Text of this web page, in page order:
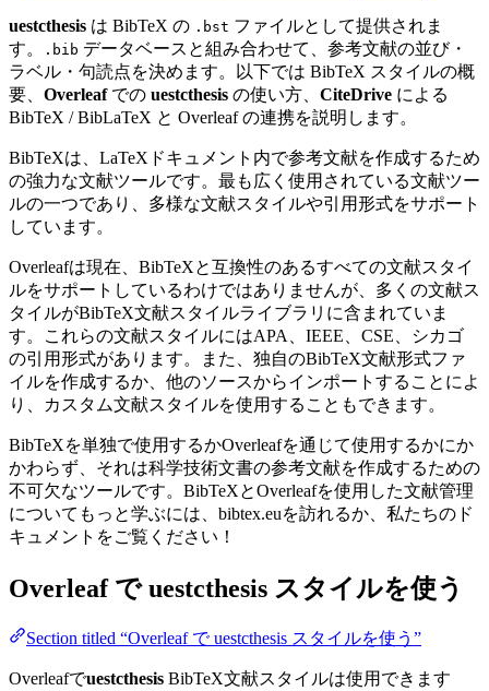
uestcthesis は BibTeX の .bst ファイルとして提供されま
す。
.bib データベースと組み合わせて、参考文献の並び・
ラベル・句読点を決めます。以下では BibTeX スタイルの概
要、 Overleafでの uestcthesis の使い方、 CiteDrive による
BibTeX / BibLaTeX と Overleaf の連携を説明します。
BibTeXは、LaTeXドキュメント内で参考文献を作成するため
の強力な文献ツールです。最も広く使用されている文献ツー
ルの一つであり、多様な文献スタイルや引用形式をサポート
しています。
Overleafは現在、BibTeXと互換性のあるすべての文献スタイ
ルをサポートしているわけではありませんが、多くの文献ス
タイルがBibTeX文献スタイルライブラリに含まれていま
す。これらの文献スタイルにはAPA、IEEE、CSE、シカゴ
の引用形式があります。また、独自のBibTeX文献形式ファ
イルを作成するか、他のソースからインポートすることによ
り、カスタム文献スタイルを使用することもできます。
BibTeXを単独で使用するかOverleafを通じて使用するかにか
かわらず、それは科学技術文書の参考文献を作成するための
不可欠なツールです。BibTeXとOverleafを使用した文献管理
についてもっと学ぶには、bibtex.euを訪れるか、私たちのド
キュメントをご覧ください！
Overleaf でuestcthesis スタイルを使う
Section titled “Overleaf で uestcthesis スタイルを使う”
Overleafでuestcthesis BibTeX文献スタイルは使用できます